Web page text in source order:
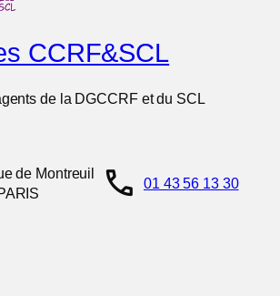
CCRF&SCL
de la DGCCRF et du SCL
de Montreuil
call 01 43 56 13 30